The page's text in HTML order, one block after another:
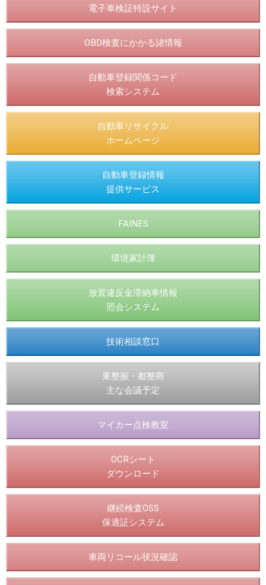
電子車検証特設サイト
OBD検査にかかる諸情報
自動車登録関係コード
検索システム
自動車リサイクル
ホームページ
自動車登録情報
提供サービス
FAINES
環境家計簿
放置違反金滞納車情報
照会システム
技術相談窓口
東整振・都整商
主な会議予定
マイカー点検教室
OCRシート
ダウンロード
継続検査OSS
保適証システム
車両リコール状況確認